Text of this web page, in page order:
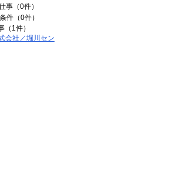
事（0件）
件（0件）
（1件）
会社／堀川セン